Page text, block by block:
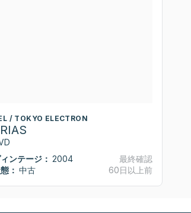
/ TOKYO ELECTRON
ンテージ： 2004
： 中古
最終確認
60日以上前